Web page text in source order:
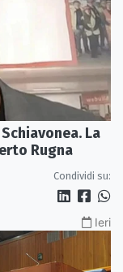
La
Rugna
Condividi su:
Ieri